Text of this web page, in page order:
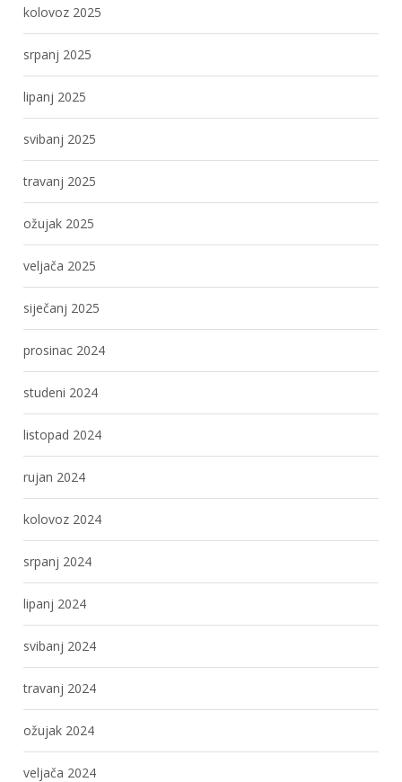
kolovoz 2025
srpanj 2025
lipanj 2025
svibanj 2025
travanj 2025
ožujak 2025
veljača 2025
siječanj 2025
prosinac 2024
studeni 2024
listopad 2024
rujan 2024
kolovoz 2024
srpanj 2024
lipanj 2024
svibanj 2024
travanj 2024
ožujak 2024
veljača 2024